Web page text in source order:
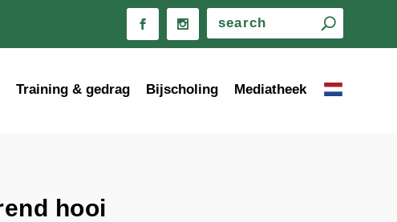
Training & gedrag Bijscholing Mediatheek
hooi